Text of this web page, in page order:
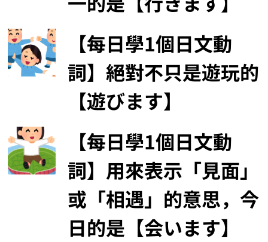
【每日學1個日文動
詞】絕對不只是遊玩的
【遊びます】
【每日學1個日文動
詞】用來表示「見面」
或「相遇」的意思，今
日的是【会います】